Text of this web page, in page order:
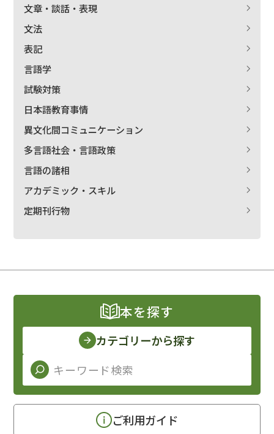
文章・談話・表現
文法
表記
言語学
試験対策
日本語教育事情
異文化間コミュニケーション
多言語社会・言語政策
言語の諸相
アカデミック・スキル
定期刊行物
本を探す
カテゴリーから探す
ご利用ガイド